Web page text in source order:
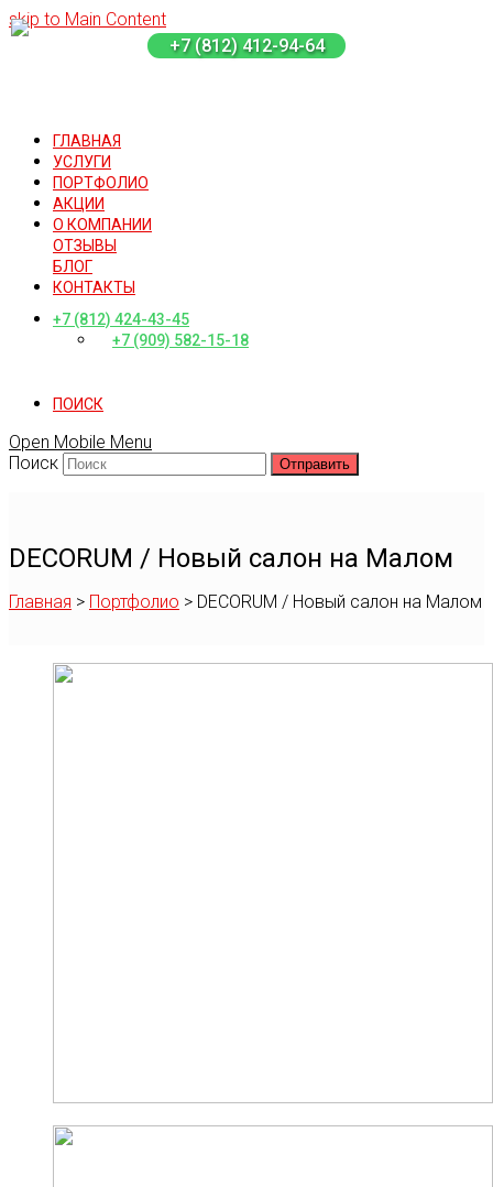
+7 (812) 412-94-64
skip to Main Content
ГЛАВНАЯ
УСЛУГИ
ПОРТФОЛИО
АКЦИИ
О КОМПАНИИ
ОТЗЫВЫ
БЛОГ
КОНТАКТЫ
+7 (812) 424-43-45
+7 (909) 582-15-18
ПОИСК
Open Mobile Menu
Поиск
Отправить
DECORUM / Новый салон на Малом
Главная > Портфолио > DECORUM / Новый салон на Малом